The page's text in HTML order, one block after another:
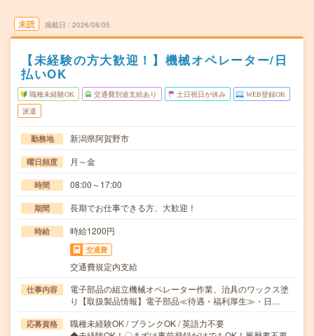
未読 掲載日 2026/08/05
【未経験の方大歓迎！】機械オペレーター/日
払いOK
職種未経験OK 交通費別途支給あり 土日祝日が休み WEB登録OK
派遣
勤務地 新潟県阿賀野市
曜日頻度 月～金
時間 08:00～17:00
期間 長期でお仕事できる方、大歓迎！
時給 時給1200円
交通費
交通費規定内支給
仕事内容
電子部品の組立機械オペレーター作業、治具のワックス塗
り【取扱製品情報】電子部品≪待遇・福利厚生≫・日…
応募資格
職種未経験OK / ブランクOK / 英語力不要